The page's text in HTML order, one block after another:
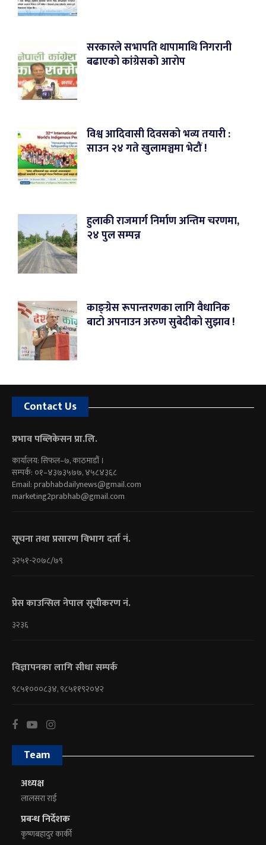
सरकारले सभापति थापामाथि निगरानी
बढाएको कांग्रेसको आरोप
विश्व आदिवासी दिवसको भव्य तयारी :
साउन २४ गते खुलामञ्चमा भेटौं !
हुलाकी राजमार्ग निर्माण अन्तिम चरणमा,
२४ पुल सम्पन्न
काङ्ग्रेस रूपान्तरणका लागि वैधानिक
बाटो अपनाउन अरुण सुबेदीको सुझाव !
Contact Us
प्रभाव पब्लिकेसन प्रा.लि.
कार्यालय: सिफल–७, काठमाडौं ।
सम्पर्क: ०१–४३७३५७७, ४५८४३६८
Email:prabhabdailynews@gmail.com
marketing2prabhab@gmail.com
सूचना तथा प्रसारण विभाग दर्ता नं.
३२५१-२०७८/७९
प्रेस काउन्सिल नेपाल सूचीकरण नं.
३२३६
विज्ञापनका लागि सीधा सम्पर्क
९८५१०००८३४, ९८५११९२०४२
Team
अध्यक्ष
लालसरा राई
प्रबन्ध निर्देशक
कृष्णबहादुर कार्की